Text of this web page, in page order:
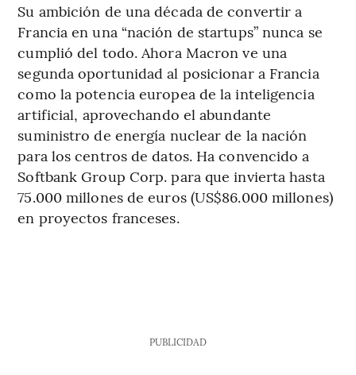
Su ambición de una década de convertir a
Francia en una “nación de startups” nunca se
cumplió del todo. Ahora Macron ve una
segunda oportunidad al posicionar a Francia
como la potencia europea de la inteligencia
artificial, aprovechando el abundante
suministro de energía nuclear de la nación
para los centros de datos. Ha convencido a
Softbank Group Corp. para que invierta hasta
75.000 millones de euros (US$86.000 millones)
en proyectos franceses.
PUBLICIDAD